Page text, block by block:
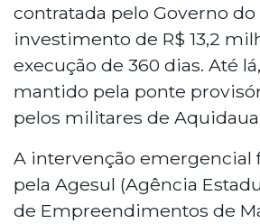
contratada pelo Governo do
investimento de R$ 13,2
execução de 360 dias. Até
mantido pela ponte
pelos militares de
A intervenção emergencial
pela Agesul (Agência
de Empreendimentos de